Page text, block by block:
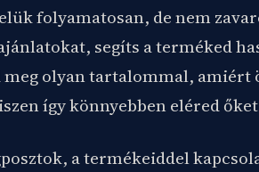
folyamatosan, de nem
segíts a terméked
meg olyan tartalommal, amiért
így könnyebben eléred
a termékeiddel